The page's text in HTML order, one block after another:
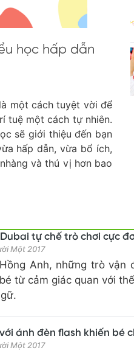
học hấp dẫn
một cách tuyệt vời để
tuệ một cách tự nhiên.
sẽ giới thiệu đến bạn
hấp dẫn, vừa bổ ích,
và thú vị hơn bao
Dubai tự chế trò chơi cực
Một 2017
Anh, những trò
từ cảm giác quan với
ánh đèn flash khiến bé
Một 2017